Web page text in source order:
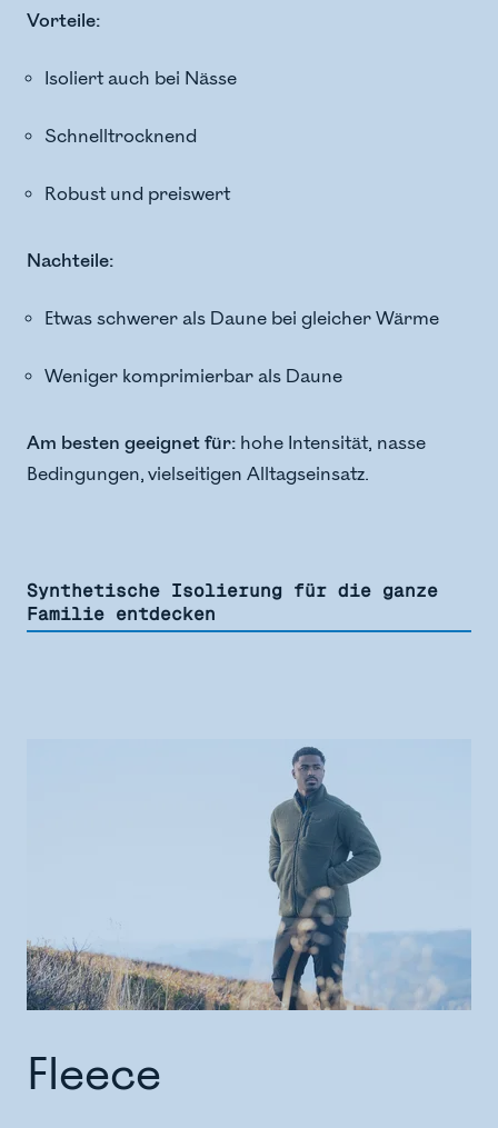
Vorteile:
Isoliert auch bei Nässe
Schnelltrocknend
Robust und preiswert
Nachteile:
Etwas schwerer als Daune bei gleicher Wärme
Weniger komprimierbar als Daune
Am besten geeignet für: hohe Intensität, nasse
Bedingungen, vielseitigen Alltagseinsatz.
Synthetische Isolierung für die ganze
Familie entdecken
Fleece